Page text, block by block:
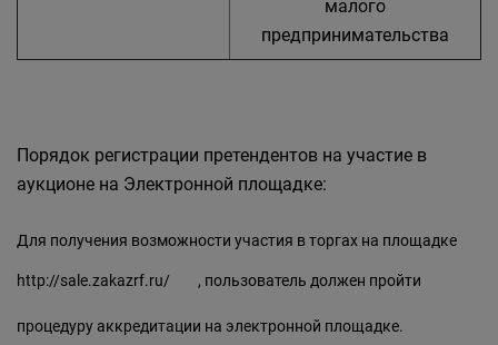
малого
предпринимательства
Порядок регистрации претендентов на участие в
аукционе на Электронной площадке:
Для получения возможности участия в торгах на площадке
http://sale.zakazrf.ru/ , пользователь должен пройти
процедуру аккредитации на электронной площадке.